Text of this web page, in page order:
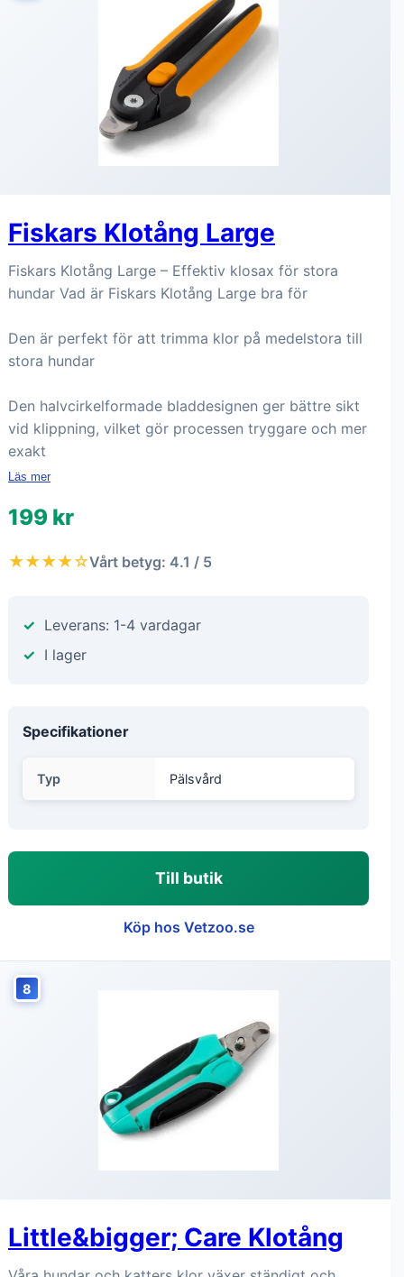
Fiskars Klotång Large
Fiskars Klotång Large – Effektiv klosax för stora
hundar Vad är Fiskars Klotång Large bra för
Den är perfekt för att trimma klor på medelstora till
stora hundar
Den halvcirkelformade bladdesignen ger bättre sikt
vid klippning, vilket gör processen tryggare och mer
exakt
Läs mer
199 kr
★★★★☆Vårt betyg: 4.1 / 5
Leverans: 1-4 vardagar
I lager
Specifikationer
Typ Pälsvård
Till butik
Köp hos Vetzoo.se
8
Little&bigger; Care Klotång